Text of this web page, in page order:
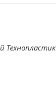
Технопластик